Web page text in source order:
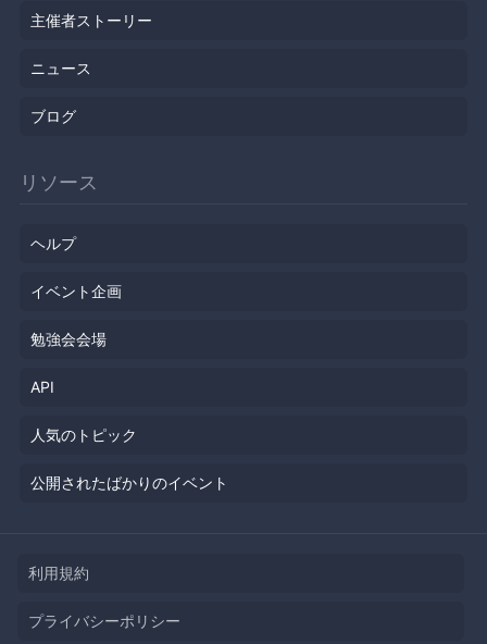
主催者ストーリー
ニュース
ブログ
リソース
ヘルプ
イベント企画
勉強会会場
API
人気のトピック
公開されたばかりのイベント
利用規約
プライバシーポリシー